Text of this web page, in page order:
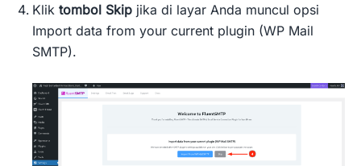
Klik tombol Skip jika di layar Anda muncul opsi
Import data from your current plugin (WP Mail
SMTP).